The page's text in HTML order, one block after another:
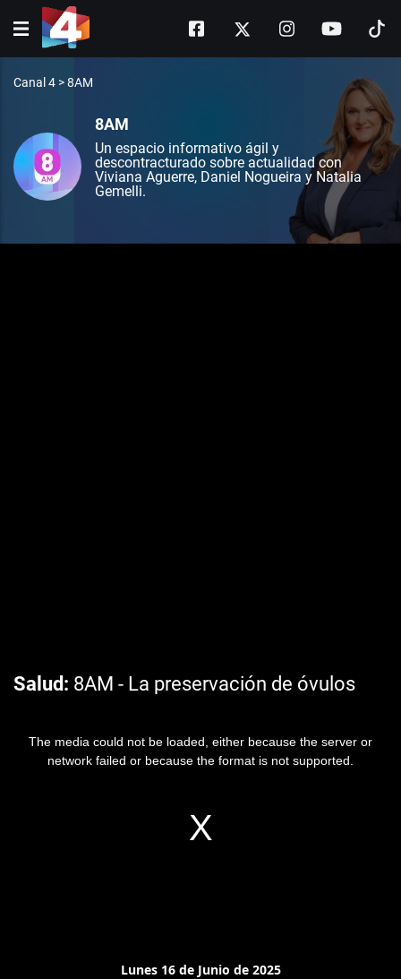
Canal 4 >8AM
8AM
Un espacio informativo ágil y
descontracturado sobre actualidad con
Viviana Aguerre, Daniel Nogueira y Natalia
Gemelli.
Salud 8AM - La preservación de óvulos
The media could not be loaded, either because the server or
network failed or because the format is not supported.
Lunes 16 de Junio de 2025